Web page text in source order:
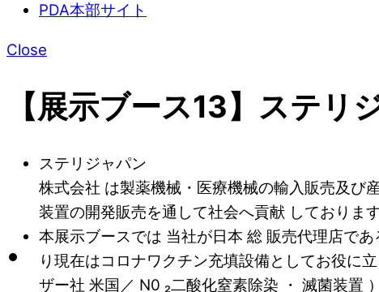
PDA本部サイト
Close
【展示ブース13】ステリ
ステリジャパン
株式会社 は製薬機械・医療機械の輸入販売及び
装置の開発販売を通して社会へ貢献 しております
本展示ブースでは 当社が日本 総 販売代理店で
り現在はコロナワクチン充填設備としてお役に
ザー社 米国／ N0 ₂二酸化窒素除染 ・ 滅菌装置